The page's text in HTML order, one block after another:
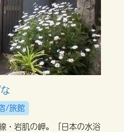
/旅館
・岩肌の岬。「日本の水浴